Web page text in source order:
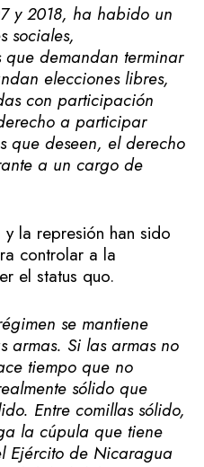
y 2018, ha habido un
sociales,
que demandan terminar
elecciones libres,
con participación
a participar
que deseen, el derecho
a un cargo de
y la represión han sido
controlar a la
el status quo.
se mantiene
armas. Si las armas no
tiempo que no
sólido que
Entre comillas sólido,
la cúpula que tiene
Ejército de Nicaragua